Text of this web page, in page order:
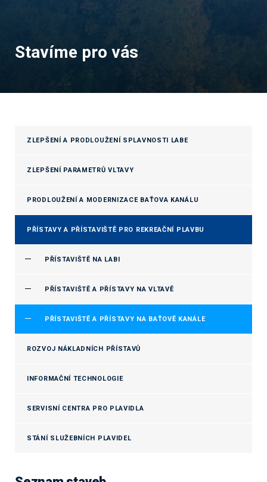
Stavíme pro vás
ZLEPŠENÍ A PRODLOUŽENÍ SPLAVNOSTI LABE
ZLEPŠENÍ PARAMETRŮ VLTAVY
PRODLOUŽENÍ A MODERNIZACE BAŤOVA KANÁLU
PŘÍSTAVY A PŘÍSTAVIŠTĚ PRO REKREAČNÍ PLAVBU
PŘÍSTAVIŠTĚ NA LABI
PŘÍSTAVIŠTĚ A PŘÍSTAVY NA VLTAVĚ
PŘÍSTAVIŠTĚ A PŘÍSTAVY NA BAŤOVĚ KANÁLE
ROZVOJ NÁKLADNÍCH PŘÍSTAVŮ
INFORMAČNÍ TECHNOLOGIE
SERVISNÍ CENTRA PRO PLAVIDLA
STÁNÍ SLUŽEBNÍCH PLAVIDEL